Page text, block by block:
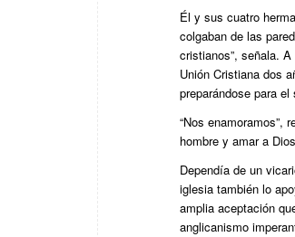
Él y sus cuatro
colgaban de las
cristianos”, señala.
Unión Cristiana dos
preparándose para
“Nos enamoramos”,
hombre y amar a
Dependía de un
iglesia también lo
amplia aceptación
anglicanismo